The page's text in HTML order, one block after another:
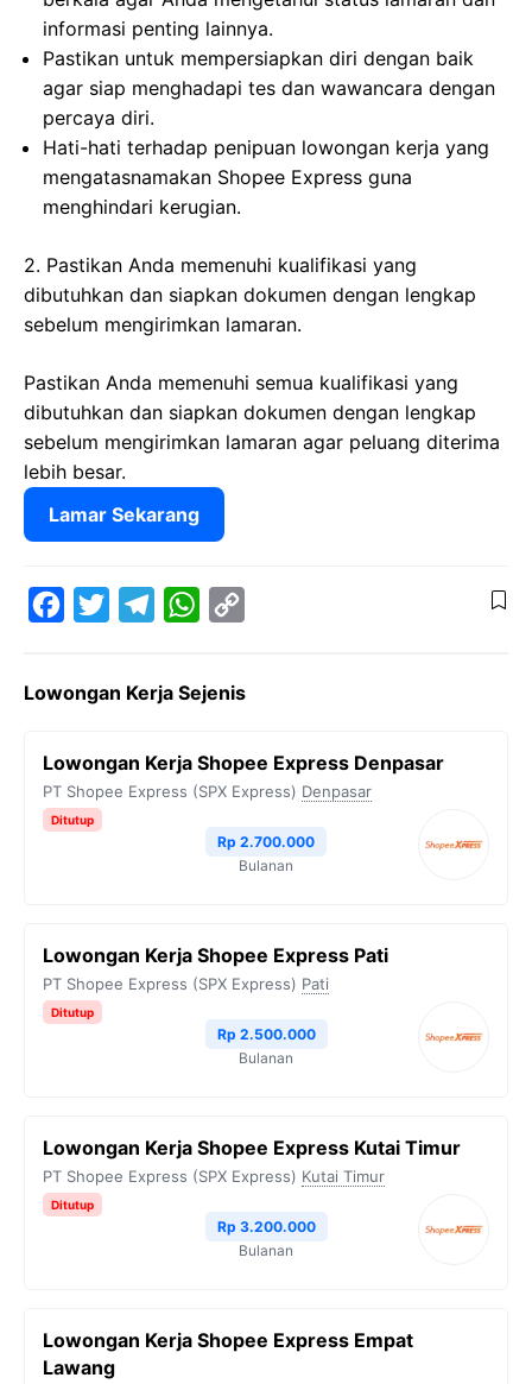
informasi penting lainnya.
Pastikan untuk mempersiapkan diri dengan baik
agar siap menghadapi tes dan wawancara dengan
percaya diri.
Hati-hati terhadap penipuan lowongan kerja yang
mengatasnamakan Shopee Express guna
menghindari kerugian.
2. Pastikan Anda memenuhi kualifikasi yang
dibutuhkan dan siapkan dokumen dengan lengkap
sebelum mengirimkan lamaran.
Pastikan Anda memenuhi semua kualifikasi yang
dibutuhkan dan siapkan dokumen dengan lengkap
sebelum mengirimkan lamaran agar peluang diterima
lebih besar.
Lamar Sekarang
t
e
g
L
n
Lowongan Kerja Sejenis
Lowongan Kerja Shopee Express Denpasar
PT Shopee Express (SPX Express) Denpasar
Ditutup
Rp 2.700.000
Bulanan
Lowongan Kerja Shopee Express Pati
PT Shopee Express (SPX Express) Pati
Ditutup
Rp 2.500.000
Bulanan
Lowongan Kerja Shopee Express Kutai Timur
PT Shopee Express (SPX Express) Kutai Timur
Ditutup
Rp 3.200.000
Bulanan
Lowongan Kerja Shopee Express Empat
Lawang